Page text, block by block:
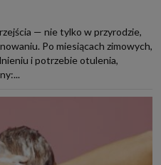
— nie tylko w przyrodzie,
Po miesiącach zimowych,
i potrzebie otulenia,